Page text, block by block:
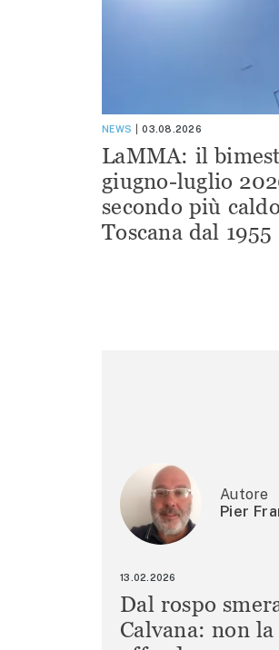
NEWS 03.08.2026
LaMMA: il
giugno-luglio
secondo più
Toscana dal 1955
Autore
Pier
13.02.2026
Dal rospo
Calvana: non